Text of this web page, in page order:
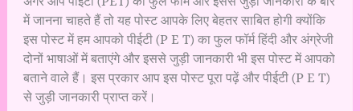
में जानना चाहते हैं तो यह पोस्ट आपके लिए बेहतर साबित होगी क्योंकि
इस पोस्ट में हम आपको पीईटी (P E T) का फुल फॉर्म हिंदी और अंग्रेजी
दोनों भाषाओं में बताएंगे और इससे जुड़ी जानकारी भी इस पोस्ट में आपको
बताने वाले हैं। इस प्रकार आप इस पोस्ट पूरा पढ़ें और पीईटी (P E T)
से जुड़ी जानकारी प्राप्त करें।